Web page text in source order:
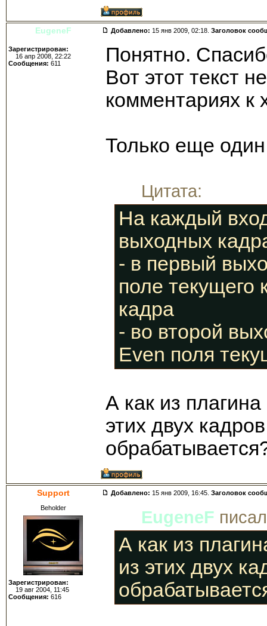
EugeneF Добавлено: 15 янв 2009, 02:18. Заголовок
Зарегистрирован:
16 апр 2008, 22:22
Сообщения: 611
Понятно.
Вот этот текст
комментариях к
Только еще
Цитата:
На каждый
выходных
- в первый
поле текущего
кадра
- во второй
Even поля
А как из
этих двух
Support Добавлено: 15 янв 2009, 16:45. Заголовок
Beholder
Зарегистрирован:
19 авг 2004, 11:45
Сообщения: 616
EugeneF
А как из
из этих двух